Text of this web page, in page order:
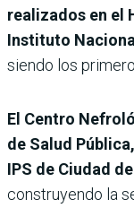
realizados en el
Instituto
siendo los
El Centro
de Salud
IPS de Ciudad
construyendo la